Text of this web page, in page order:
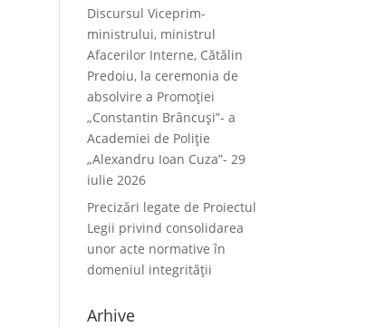
Discursul Viceprim-
ministrului, ministrul
Afacerilor Interne, Cătălin
Predoiu, la ceremonia de
absolvire a Promoției
„Constantin Brâncuși”- a
Academiei de Poliție
„Alexandru Ioan Cuza”- 29
iulie 2026
Precizări legate de Proiectul
Legii privind consolidarea
unor acte normative în
domeniul integrității
Arhive